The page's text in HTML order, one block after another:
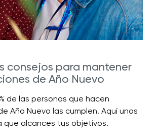
consejos para mantener
de Año Nuevo
de las personas que hacen
Año Nuevo las cumplen. Aquí unos
que alcances tus objetivos.